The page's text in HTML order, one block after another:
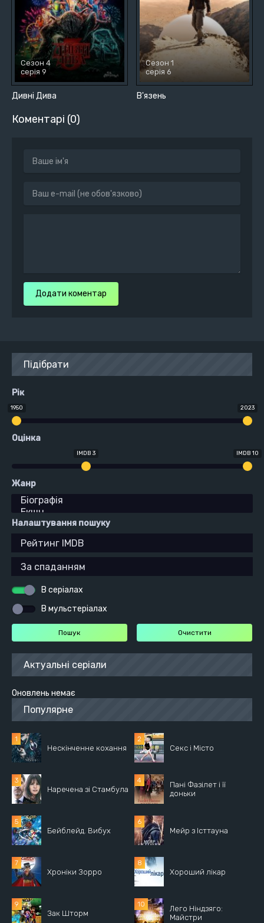
Дивні Дива
Сезон 4
серія 9
В'язень
Сезон 1
серія 6
Коментарі (0)
Додати коментар
Підібрати
Рік
1950 2023
Оцінка
IMDB 3 IMDB 10
Жанр
Налаштування пошуку
В серіалах
В мульстеріалах
Актуальні серіали
Оновлень немає
Популярне
Нескінченне кохання Секс і Місто
Наречена зі Стамбула
Пані Фазілет і її
доньки
Бейблейд. Вибух Мейр з Істтауна
Хроніки Зорро Хороший лікар
Зак Шторм
Лего Ніндзяго:
Майстри